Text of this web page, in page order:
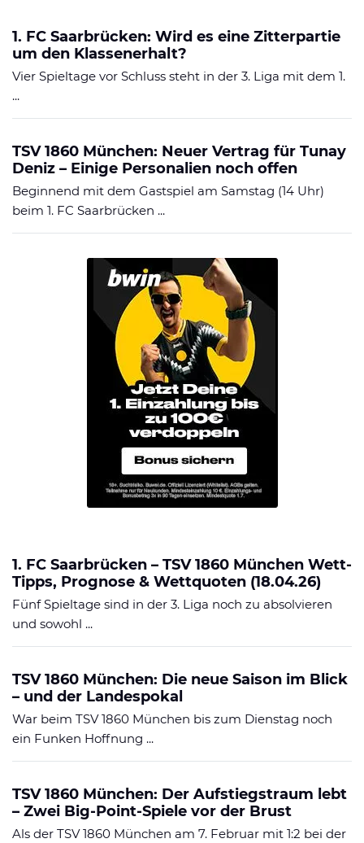
1. FC Saarbrücken: Wird es eine Zitterpartie
um den Klassenerhalt?
Vier Spieltage vor Schluss steht in der 3. Liga mit dem 1.
...
TSV 1860 München: Neuer Vertrag für Tunay
Deniz – Einige Personalien noch offen
Beginnend mit dem Gastspiel am Samstag (14 Uhr)
beim 1. FC Saarbrücken ...
1. FC Saarbrücken – TSV 1860 München Wett-
Tipps, Prognose & Wettquoten (18.04.26)
Fünf Spieltage sind in der 3. Liga noch zu absolvieren
und sowohl ...
TSV 1860 München: Die neue Saison im Blick
– und der Landespokal
War beim TSV 1860 München bis zum Dienstag noch
ein Funken Hoffnung ...
TSV 1860 München: Der Aufstiegstraum lebt
– Zwei Big-Point-Spiele vor der Brust
Als der TSV 1860 München am 7. Februar mit 1:2 bei der